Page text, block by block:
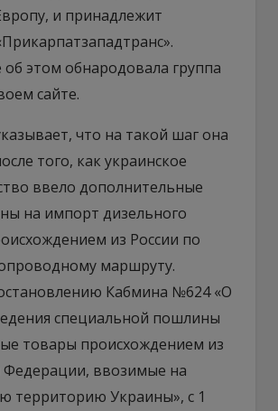
и принадлежит
этом обнародовала группа
сайте.
что на такой шаг она
того, как украинское
ввело дополнительные
на импорт дизельного
из России по
маршруту.
Кабмина №624 «О
специальной пошлины
товары происхождением из
Федерации, ввозимые на
территорию Украины», с 1